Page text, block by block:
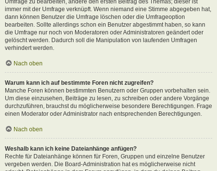
immer mit der Umfrage verknüpft. Wenn niemand eine Stimme abgegeben hat,
dann können Benutzer die Umfrage löschen oder die Umfrageoption
bearbeiten. Sollte allerdings schon ein Benutzer abgestimmt haben, so kann
die Umfrage nur noch von Moderatoren oder Administratoren geändert oder
gelöscht werden. Dadurch soll die Manipulation von laufenden Umfragen
verhindert werden.
Nach oben
Warum kann ich auf bestimmte Foren nicht zugreifen?
Manche Foren können bestimmten Benutzern oder Gruppen vorbehalten sein.
Um diese einzusehen, Beiträge zu lesen, zu schreiben oder andere Vorgänge
durchzuführen, brauchst du möglicherweise besondere Berechtigungen. Frage
einen Moderator oder Administrator nach entsprechenden Berechtigungen.
Nach oben
Weshalb kann ich keine Dateianhänge anfügen?
Rechte für Dateianhänge können für Foren, Gruppen und einzelne Benutzer
vergeben werden. Die Board-Administration hat es möglicherweise nicht